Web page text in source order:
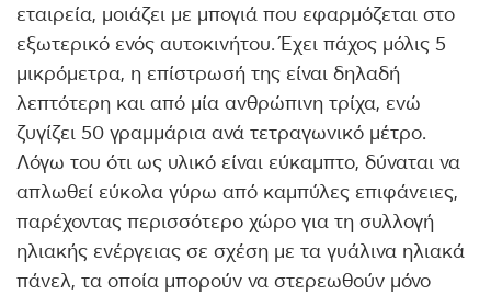
εταιρεία, μοιάζει με μπογιά που εφαρμόζεται στο
εξωτερικό ενός αυτοκινήτου. Έχει πάχος μόλις 5
μικρόμετρα, η επίστρωσή της είναι δηλαδή
λεπτότερη και από μία ανθρώπινη τρίχα, ενώ
ζυγίζει 50 γραμμάρια ανά τετραγωνικό μέτρο.
Λόγω του ότι ως υλικό είναι εύκαμπτο, δύναται να
απλωθεί εύκολα γύρω από καμπύλες επιφάνειες,
παρέχοντας περισσότερο χώρο για τη συλλογή
ηλιακής ενέργειας σε σχέση με τα γυάλινα ηλιακά
πάνελ, τα οποία μπορούν να στερεωθούν μόνο